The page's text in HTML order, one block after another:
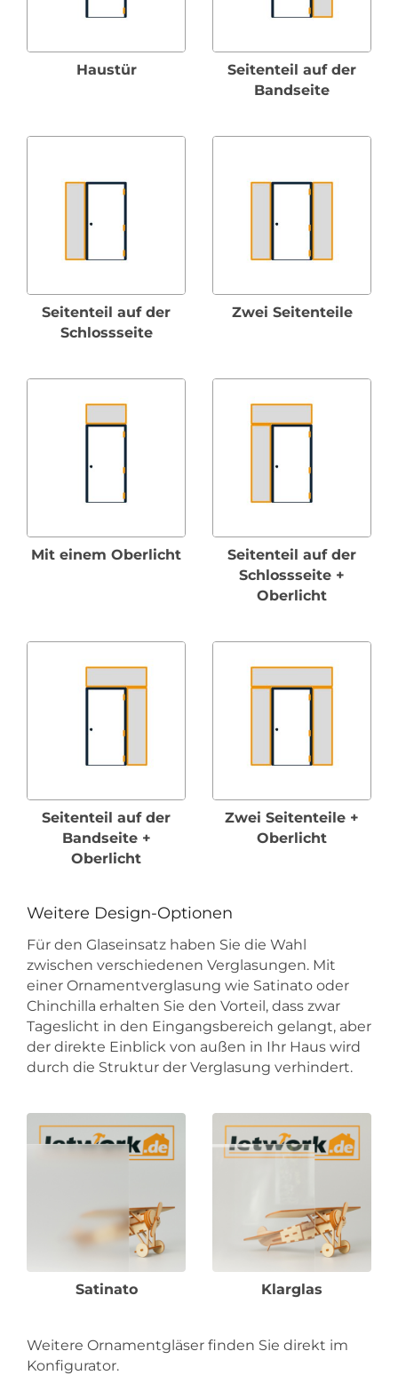
Haustür
Seitenteil auf der
Bandseite
Seitenteil auf der
Schlossseite
Zwei Seitenteile
Mit einem Oberlicht
Seitenteil auf der
Schlossseite +
Oberlicht
Seitenteil auf der
Bandseite +
Oberlicht
Zwei Seitenteile +
Oberlicht
Weitere Design-Optionen
Für den Glaseinsatz haben Sie die Wahl
zwischen verschiedenen Verglasungen. Mit
einer Ornamentverglasung wie Satinato oder
Chinchilla erhalten Sie den Vorteil, dass zwar
Tageslicht in den Eingangsbereich gelangt, aber
der direkte Einblick von außen in Ihr Haus wird
durch die Struktur der Verglasung verhindert.
Satinato Klarglas
Weitere Ornamentgläser finden Sie direkt im
Konfigurator.